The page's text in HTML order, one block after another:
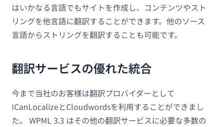
はいかなる言語でもサイトを作成し、コンテンツやスト
リングを他言語に翻訳することができます。他のソース
言語からストリングを翻訳することも可能です。
翻訳サービスの優れた統合
今まで当社のお客様は翻訳プロバイダーとして
ICanLocalizeとCloudwordsを利用することができまし
た。 WPML 3.3 はその他の翻訳サービスに必要な多数の